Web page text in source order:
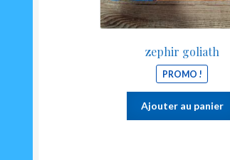
zephir goliath
PROMO !
Ajouter au panier